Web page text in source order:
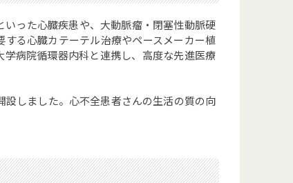
った心臓疾患や、大動脈瘤・閉塞性動脈硬
る心臓カテーテル治療やペースメーカー植
病院循環器内科と連携し、高度な先進医療
しました。心不全患者さんの生活の質の向